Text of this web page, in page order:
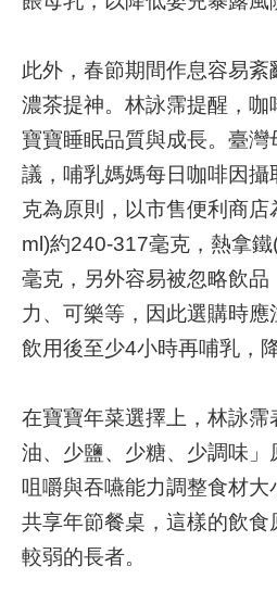
網
站
覽
回
首
頁
台
北
健
康
服
務
陳
情
此外，春節期間作息容易
濃茶提神。林詠霈提醒，
寶寶睡眠品質與成長。臺
議，哺乳媽媽每日咖啡因
克為原則，以市售便利商
ml)約240-317毫克，熱拿
毫克，另外容易被忽略飲
力、可樂等，因此選購時
飲用後至少4小時再哺乳，
在寶寶年菜選擇上，林詠
油、少鹽、少糖、少調味
咀嚼與吞嚥能力調整食材
共享年節餐桌，這樣的飲食
較弱的長者。